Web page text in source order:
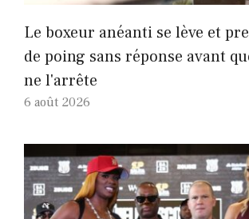
Le boxeur anéanti se lève et
de poing sans réponse avant
ne l'arrête
6 août 2026